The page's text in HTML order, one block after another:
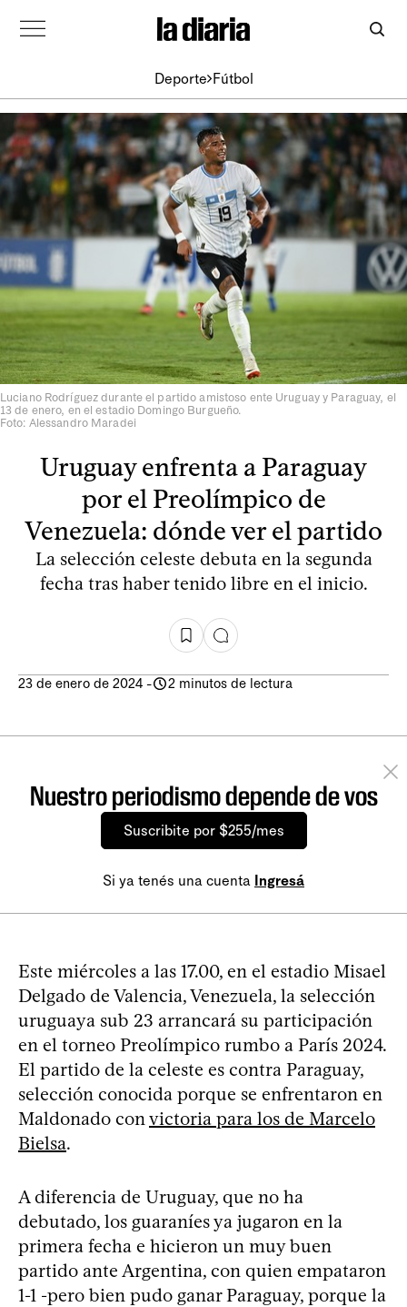
Deporte Fútbol
Luciano Rodríguez durante el partido amistoso ente Uruguay y Paraguay, el
13 de enero, en el estadio Domingo Burgueño.
Foto: Alessandro Maradei
Uruguay enfrenta a Paraguay
por el Preolímpico de
Venezuela: dónde ver el partido
La selección celeste debuta en la segunda
fecha tras haber tenido libre en el inicio.
23 de enero de 2024 - 2 minutos de lectura
Nuestro periodismo depende de vos
Suscribite por $255/mes
Si ya tenés una cuenta Ingresá
Este miércoles a las 17.00, en el estadio Misael
Delgado de Valencia, Venezuela, la selección
uruguaya sub 23 arrancará su participación
en el torneo Preolímpico rumbo a París 2024.
El partido de la celeste es contra Paraguay,
selección conocida porque se enfrentaron en
Maldonado con victoria para los de Marcelo
Bielsa.
A diferencia de Uruguay, que no ha
debutado, los guaraníes ya jugaron en la
primera fecha e hicieron un muy buen
partido ante Argentina, con quien empataron
1-1 -pero bien pudo ganar Paraguay, porque la